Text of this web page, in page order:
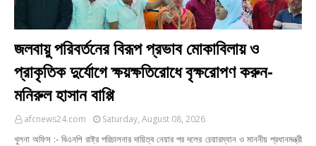
জলবায়ু পরিবর্তনের বিরূপ প্রভাব মোকাবিলায় ও
প্রাকৃতিক দুর্যোগে ক্ষয়ক্ষতিরোধে বৃক্ষরোপণ করুন-
মনিরুল হাসান বাপ্পি
afcnews24.com Saturday, August 08, 2026
খুলনা অফিস :- বিএনপি রাষ্ট্র পরিচালনার দায়িত্ব নেয়ার পর দলের চেয়ারম্যান ও মাননীয় প্রধানমন্ত্রী